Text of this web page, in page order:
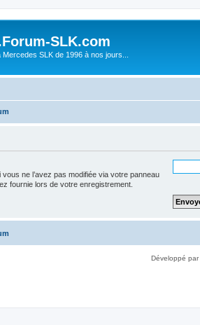
SLK.com
Mercedes SLK de 1996 à nos jours...
ne l’avez pas modifiée via votre panneau
fournie lors de votre enregistrement.
Développé par